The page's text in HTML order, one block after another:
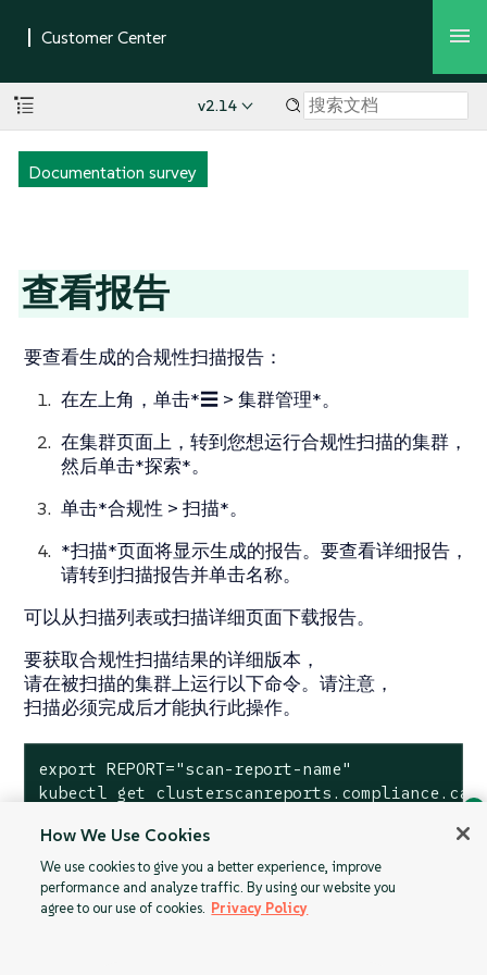
Find the answer you need.
v2.14
Documentation survey
查看报告
要查看生成的合规性扫描报告：
在左上角，单击*☰ > 集群管理*。
在集群页面上，转到您想运行合规性扫描的集群，
然后单击*探索*。
单击*合规性 > 扫描*。
*扫描*页面将显示生成的报告。要查看详细报告，
请转到扫描报告并单击名称。
可以从扫描列表或扫描详细页面下载报告。
要获取合规性扫描结果的详细版本，
请在被扫描的集群上运行以下命令。请注意，
扫描必须完成后才能执行此操作。
export REPORT="scan-report-name"
kubectl get
按计划定期运行扫
为 SUSE Rancher
How We Use Cookies
We use cookies to give you a better experience, improve
performance and analyze traffic. By using our website you
agree to our use of cookies. Privacy Policy